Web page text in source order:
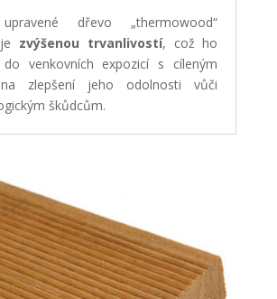
dřevo „thermowood“
zvýšenou trvanlivostí, což ho
do venkovních expozicí s cíleným
zlepšení jeho odolnosti vůči
škůdcům.